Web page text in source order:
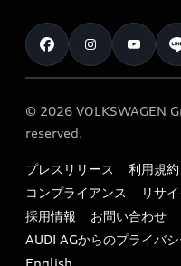
カタログ一覧
車検 / 定期点検
e-tronアフターサポート
myAudi
クオリティ
保証
メンテナンス
ファイナンス
キャンペーン / イベント
買取査定
お知らせ
オーナー様向けキャンペー
特定整備適用車一覧
リサイクル法
よくある質問（FAQ）
© 2026 VOLKSWAGEN
reserved.
プレスリリース 利用規約
コンプライアンス
リサ
採用情報
お問い合わせ
AUDI AGからのプライバ
English